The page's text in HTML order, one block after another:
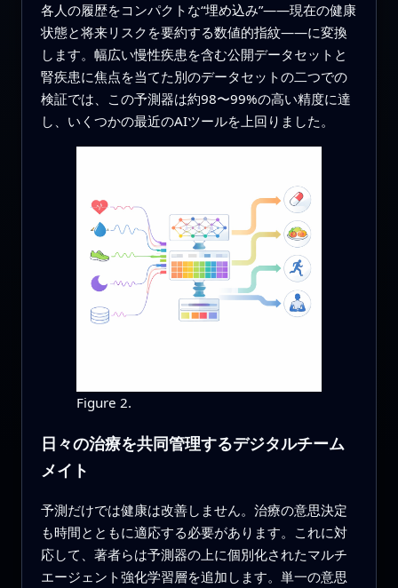
各人の履歴をコンパクトな“埋め込み”――現在の健康
状態と将来リスクを要約する数値的指紋――に変換
します。幅広い慢性疾患を含む公開データセットと
腎疾患に焦点を当てた別のデータセットの二つでの
検証では、この予測器は約98〜99%の高い精度に達
し、いくつかの最近のAIツールを上回りました。
Figure 2.
日々の治療を共同管理するデジタルチーム
メイト
予測だけでは健康は改善しません。治療の意思決定
も時間とともに適応する必要があります。これに対
応して、著者らは予測器の上に個別化されたマルチ
エージェント強化学習層を追加します。単一の意思